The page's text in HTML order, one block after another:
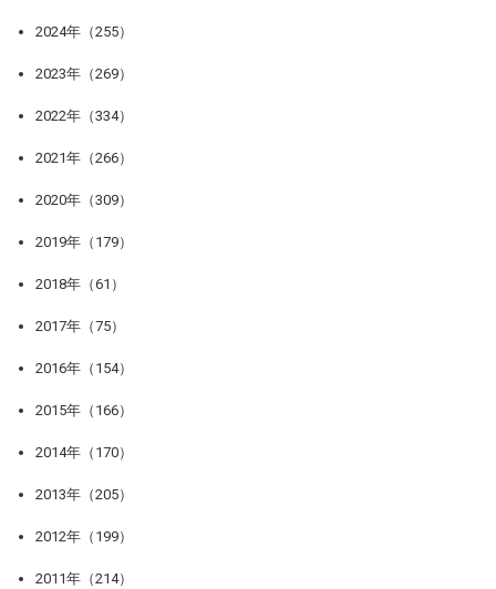
2024年（255）
2023年（269）
2022年（334）
2021年（266）
2020年（309）
2019年（179）
2018年（61）
2017年（75）
2016年（154）
2015年（166）
2014年（170）
2013年（205）
2012年（199）
2011年（214）